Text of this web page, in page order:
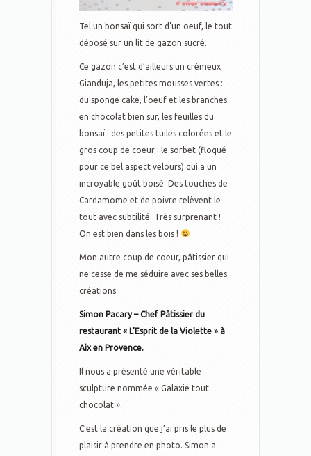
Tel un bonsaï qui sort d’un oeuf, le tout
déposé sur un lit de gazon sucré.
Ce gazon c’est d’ailleurs un crémeux
Gianduja, les petites mousses vertes :
du sponge cake, l’oeuf et les branches
en chocolat bien sur, les feuilles du
bonsaï : des petites tuiles colorées et le
gros coup de coeur : le sorbet (floqué
pour ce bel aspect velours) qui a un
incroyable goût boisé. Des touches de
Cardamome et de poivre relèvent le
tout avec subtilité. Très surprenant !
On est bien dans les bois !
Mon autre coup de coeur, pâtissier qui
ne cesse de me séduire avec ses belles
créations :
Simon Pacary – Chef Pâtissier du
restaurant « L’Esprit de la Violette » à
Aix en Provence.
Il nous a présenté une véritable
sculpture nommée « Galaxie tout
chocolat ».
C’est la création que j’ai pris le plus de
plaisir à prendre en photo. Simon a